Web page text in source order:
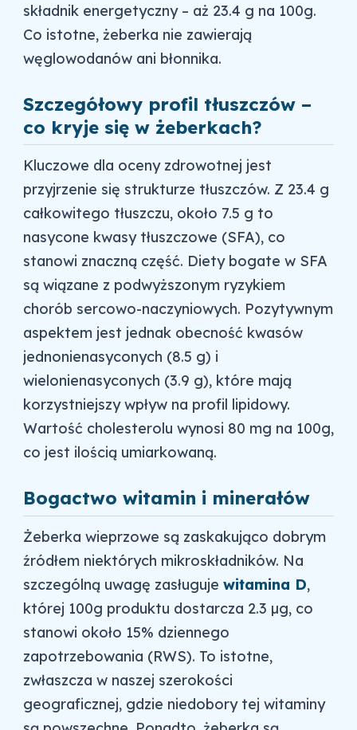
składnik energetyczny – aż 23.4 g na 100g.
Co istotne, żeberka nie zawierają
węglowodanów ani błonnika.
Szczegółowy profil tłuszczów –
co kryje się w żeberkach?
Kluczowe dla oceny zdrowotnej jest
przyjrzenie się strukturze tłuszczów. Z 23.4 g
całkowitego tłuszczu, około 7.5 g to
nasycone kwasy tłuszczowe (SFA), co
stanowi znaczną część. Diety bogate w SFA
są wiązane z podwyższonym ryzykiem
chorób sercowo-naczyniowych. Pozytywnym
aspektem jest jednak obecność kwasów
jednonienasyconych (8.5 g) i
wielonienasyconych (3.9 g), które mają
korzystniejszy wpływ na profil lipidowy.
Wartość cholesterolu wynosi 80 mg na 100g,
co jest ilością umiarkowaną.
Bogactwo witamin i minerałów
Żeberka wieprzowe są zaskakująco dobrym
źródłem niektórych mikroskładników. Na
szczególną uwagę zasługuje witamina D,
której 100g produktu dostarcza 2.3 µg, co
stanowi około 15% dziennego
zapotrzebowania (RWS). To istotne,
zwłaszcza w naszej szerokości
geograficznej, gdzie niedobory tej witaminy